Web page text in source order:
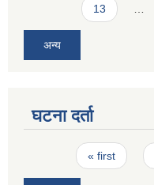
13
अन्य
घटना दर्ता
Pages« first